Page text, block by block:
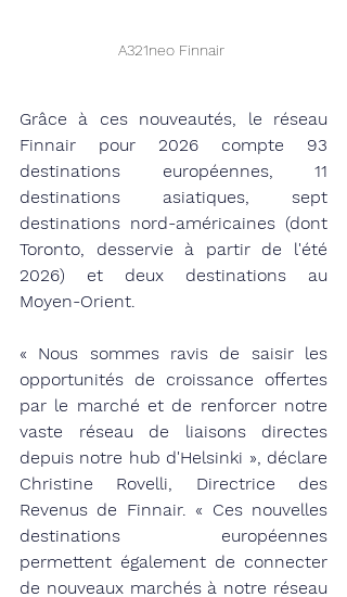
A321neo Finnair
Grâce à ces nouveautés, le réseau
Finnair pour 2026 compte 93
destinations européennes, 11
destinations asiatiques, sept
destinations nord-américaines (dont
Toronto, desservie à partir de l'été
2026) et deux destinations au
Moyen-Orient.
« Nous sommes ravis de saisir les
opportunités de croissance offertes
par le marché et de renforcer notre
vaste réseau de liaisons directes
depuis notre hub d'Helsinki », déclare
Christine Rovelli, Directrice des
Revenus de Finnair. « Ces nouvelles
destinations européennes
permettent également de connecter
de nouveaux marchés à notre réseau